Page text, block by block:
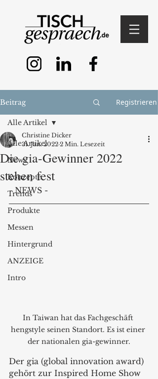
Beitrag Registrieren
Alle Artikel
News
Konzepte
Trends
Produkte
Messen
Hintergrund
ANZEIGE
Intro
Alle Artikel
Die gia-Gewinner 2022
stehen fest
Christine Dicker
31. Jan. 2022 2 Min. Lesezeit
- NEWS -
In Taiwan hat das Fachgeschäft
hengstyle seinen Standort. Es ist einer
der nationalen gia-gewinner.
Der gia (global innovation award)
gehört zur Inspired Home Show